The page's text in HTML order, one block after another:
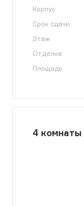
Корпус
Срок сдачи
Этаж
Отделка
Площадь
4 комнаты